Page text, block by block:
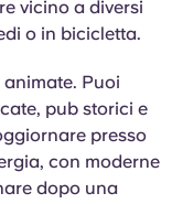
vicino a diversi
o in bicicletta.
Puoi
pub storici e
presso
con moderne
dopo una